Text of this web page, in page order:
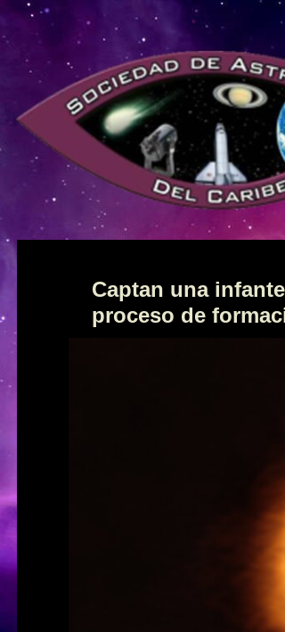
Captan una
proceso de